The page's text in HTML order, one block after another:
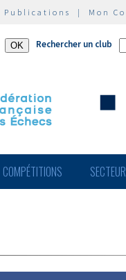
Publications | Mon
Rechercher un club
COMPÉTITIONS